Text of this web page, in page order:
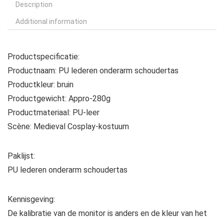
Description
Additional information
Productspecificatie:
Productnaam: PU lederen onderarm schoudertas
Productkleur: bruin
Productgewicht: Appro-280g
Productmateriaal: PU-leer
Scène: Medieval Cosplay-kostuum
Paklijst:
PU lederen onderarm schoudertas
Kennisgeving:
De kalibratie van de monitor is anders en de kleur van het